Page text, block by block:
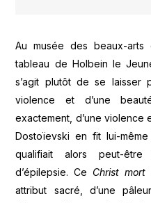
Au musée des beaux-
tableau de Holbein le
s’agit plutôt de se laisser
violence et d’une
exactement, d’une violence
Dostoïevski en fit lui-
qualifiait alors peut-
d’épilepsie. Ce Christ mort
attribut sacré, d’une